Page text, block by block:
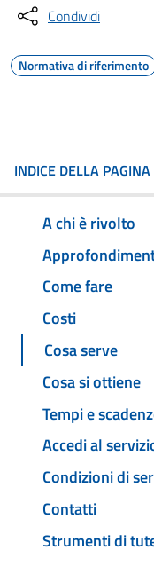
Condividi
Normativa di riferimento
INDICE DELLA PAGINA
A chi è rivolto
Come fare
Costi
Cosa serve
Cosa si ottiene
Tempi e
Accedi al
Condizioni di
Contatti
Strumenti di